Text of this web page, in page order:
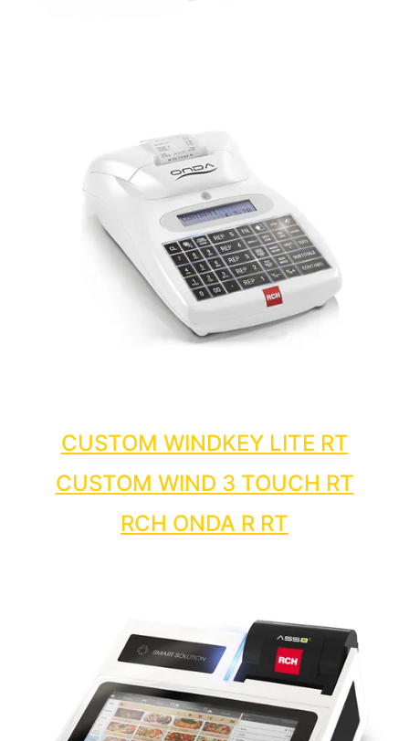
CUSTOM WINDKEY LITE RT
CUSTOM WIND 3 TOUCH RT
RCH ONDA R RT